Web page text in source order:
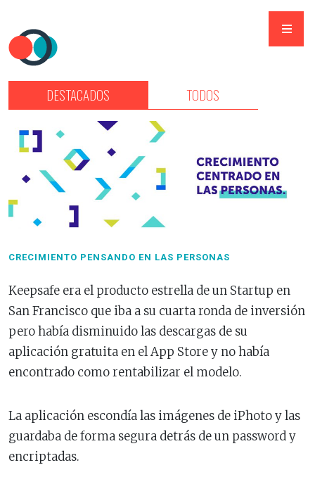
DESTACADOS TODOS
CRECIMIENTO PENSANDO EN LAS PERSONAS
Keepsafe era el producto estrella de un Startup en
San Francisco que iba a su cuarta ronda de inversión
pero había disminuido las descargas de su
aplicación gratuita en el App Store y no había
encontrado como rentabilizar el modelo.
La aplicación escondía las imágenes de iPhoto y las
guardaba de forma segura detrás de un password y
encriptadas.